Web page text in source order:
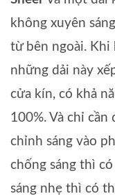
không xuyên
từ bên ngoài. Khi
những dải này
cửa kín, có khả
100%. Và chỉ
chỉnh sáng vào
chống sáng thì
sáng nhẹ thì có